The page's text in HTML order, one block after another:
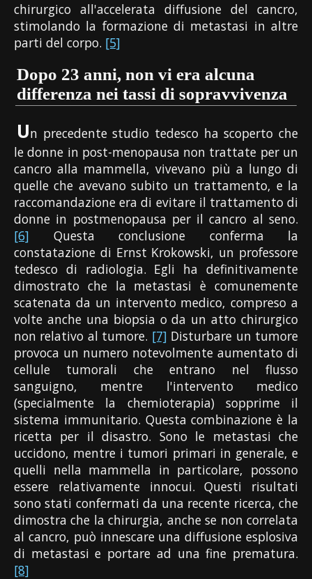
chirurgico all'accelerata diffusione del cancro,
stimolando la formazione di metastasi in altre
parti del corpo. [5]
Dopo 23 anni, non vi era alcuna
differenza nei tassi di sopravvivenza
Un precedente studio tedesco ha scoperto che
le donne in post-menopausa non trattate per un
cancro alla mammella, vivevano più a lungo di
quelle che avevano subito un trattamento, e la
raccomandazione era di evitare il trattamento di
donne in postmenopausa per il cancro al seno.
[6] Questa conclusione conferma la
constatazione di Ernst Krokowski, un professore
tedesco di radiologia. Egli ha definitivamente
dimostrato che la metastasi è comunemente
scatenata da un intervento medico, compreso a
volte anche una biopsia o da un atto chirurgico
non relativo al tumore. [7] Disturbare un tumore
provoca un numero notevolmente aumentato di
cellule tumorali che entrano nel flusso
sanguigno, mentre l'intervento medico
(specialmente la chemioterapia) sopprime il
sistema immunitario. Questa combinazione è la
ricetta per il disastro. Sono le metastasi che
uccidono, mentre i tumori primari in generale, e
quelli nella mammella in particolare, possono
essere relativamente innocui. Questi risultati
sono stati confermati da una recente ricerca, che
dimostra che la chirurgia, anche se non correlata
al cancro, può innescare una diffusione esplosiva
di metastasi e portare ad una fine prematura.
[8]